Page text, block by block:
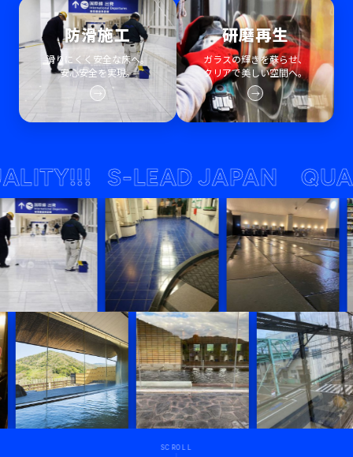
防滑施工
滑りにくく安全な床へ。
安心安全を実現。
→
研磨再生
ガラスの輝きを蘇らせ、
クリアで美しい空間へ。
→
S-LEAD JAPAN
SCROLL